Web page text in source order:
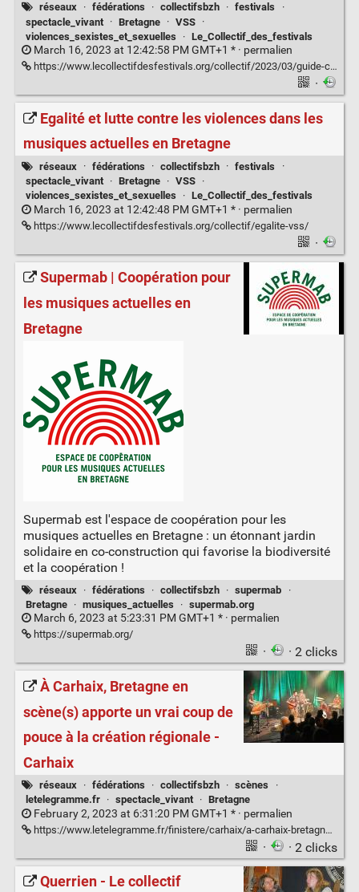
réseaux · fédérations · collectifsbzh · festivals
·
spectacle_vivant
· Bretagne · VSS ·
violences_sexistes_et_sexuelles
· Le_Collectif_des_festivals
March 16, 2023 at 12:42:58 PM GMT+1 * · permalien
https://www.lecollectifdesfestivals.org/collectif/2023/03/guide-construire-un-protocole-de-lutte-contre-les-vss/
·
Egalité et lutte contre les violences dans les
musiques actuelles en Bretagne
réseaux · fédérations · collectifsbzh · festivals
·
spectacle_vivant
· Bretagne · VSS ·
violences_sexistes_et_sexuelles
· Le_Collectif_des_festivals
March 16, 2023 at 12:42:48 PM GMT+1 * · permalien
https://www.lecollectifdesfestivals.org/collectif/egalite-vss/
·
Supermab | Coopération pour
les musiques actuelles en
Bretagne
Supermab est l'espace de coopération pour les
musiques actuelles en Bretagne : un étonnant jardin
solidaire en co-construction qui favorise la biodiversité
et la coopération !
réseaux · fédérations · collectifsbzh · supermab
·
Bretagne
· musiques_actuelles · supermab.org
March 6, 2023 at 5:23:31 PM GMT+1 * · permalien
https://supermab.org/
· · 2 clicks
À Carhaix, Bretagne en
scène(s) apporte un vrai coup de
pouce à la création régionale -
Carhaix
réseaux · fédérations · collectifsbzh · scènes
·
letelegramme.fr
· spectacle_vivant · Bretagne
February 2, 2023 at 6:31:20 PM GMT+1 * · permalien
https://www.letelegramme.fr/finistere/carhaix/a-carhaix-bretagne-en-scene-s-apporte-un-vrai-coup-de-pouce-a-la-creation-regionale-02-02-2023-13271551.php
· · 2 clicks
Querrien - Le collectif